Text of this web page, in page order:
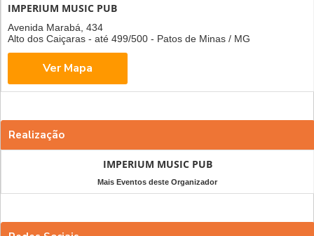
IMPERIUM MUSIC PUB
Avenida Marabá, 434
Alto dos Caiçaras - até 499/500 - Patos de Minas / MG
Realização
IMPERIUM MUSIC PUB
Mais Eventos deste Organizador